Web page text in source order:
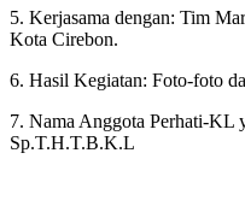
5. Kerjasama dengan: Tim
Kota Cirebon.
6. Hasil Kegiatan: Foto-foto
7. Nama Anggota Perhati-KL
Sp.T.H.T.B.K.L